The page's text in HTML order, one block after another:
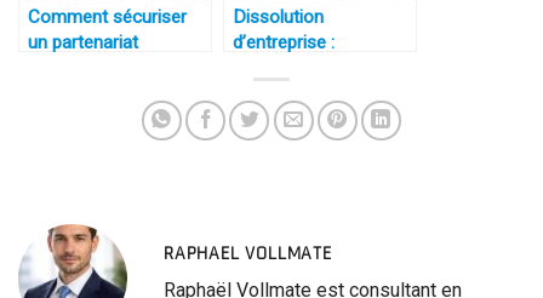
Comment sécuriser
un partenariat
Dissolution
d’entreprise :
RAPHAEL VOLLMATE
Raphaël Vollmate est consultant en